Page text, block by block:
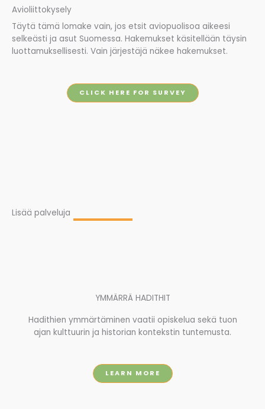
Avioliittokysely
Täytä tämä lomake vain, jos etsit aviopuolisoa aikeesi
selkeästi ja asut Suomessa. Hakemukset käsitellään täysin
luottamuksellisesti. Vain järjestäjä näkee hakemukset.
CLICK HERE FOR SURVEY
Lisää palveluja
YMMÄRRÄ HADITHIT
Hadithien ymmärtäminen vaatii opiskelua sekä tuon
ajan kulttuurin ja historian kontekstin tuntemusta.
LEARN MORE